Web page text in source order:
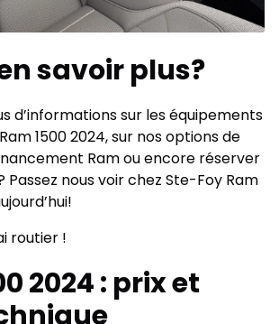
savoir plus?
d’informations sur les équipements
1500 2024, sur nos options de
Ram ou encore réserver
Passez nous voir chez Ste-Foy Ram
routier !
2024 : prix et